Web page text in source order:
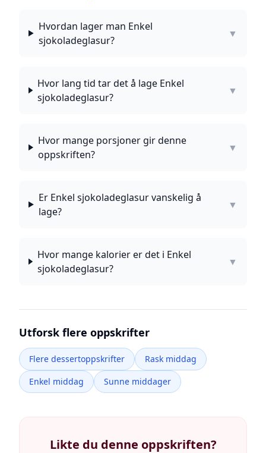
Hvordan lager man Enkel
sjokoladeglasur?
▼
Hvor lang tid tar det å lage Enkel
sjokoladeglasur?
▼
Hvor mange porsjoner gir denne
oppskriften?
▼
Er Enkel sjokoladeglasur vanskelig å
lage?
▼
Hvor mange kalorier er det i Enkel
sjokoladeglasur?
▼
Utforsk flere oppskrifter
Flere dessertoppskrifter
Rask middag
Enkel middag
Sunne middager
Likte du denne oppskriften?